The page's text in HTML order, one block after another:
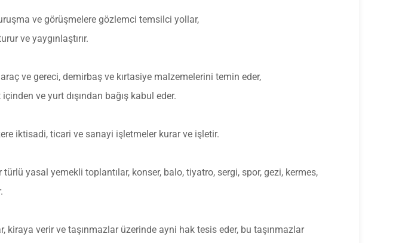
ve görüşmelere gözlemci temsilci yollar,
ve yaygınlaştırır.
ve gereci, demirbaş ve kırtasiye malzemelerini temin eder,
ve yurt dışından bağış kabul eder.
iktisadi, ticari ve sanayi işletmeler kurar ve işletir.
yasal yemekli toplantılar, konser, balo, tiyatro, sergi, spor, gezi, kermes,
kiraya verir ve taşınmazlar üzerinde ayni hak tesis eder, bu taşınmazlar